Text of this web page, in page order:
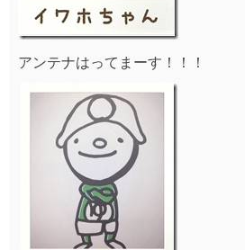
アンテナはってまーす！！！